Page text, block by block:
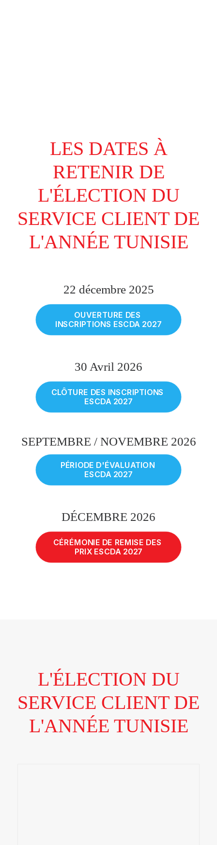
LES DATES À
RETENIR DE
L'ÉLECTION DU
SERVICE CLIENT DE
L'ANNÉE TUNISIE
22 décembre 2025
OUVERTURE DES
INSCRIPTIONS ESCDA 2027
30 Avril 2026
CLÔTURE DES INSCRIPTIONS
ESCDA 2027
SEPTEMBRE / NOVEMBRE 2026
PÉRIODE D'ÉVALUATION
ESCDA 2027
DÉCEMBRE 2026
CÉRÉMONIE DE REMISE DES
PRIX ESCDA 2027
L'ÉLECTION DU
SERVICE CLIENT DE
L'ANNÉE TUNISIE